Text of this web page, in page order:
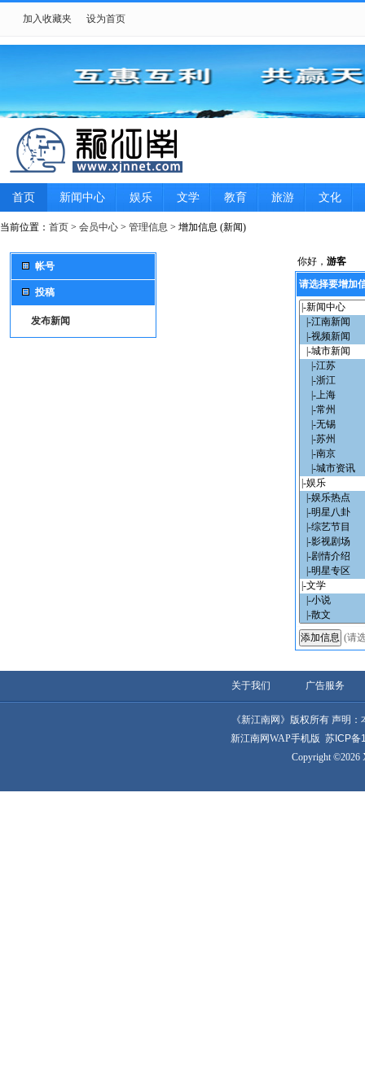
加入收藏夹 设为首页
首页 新闻中心 娱乐 文学 教育 旅游 文化
游戏 女性 摄影 生肖星座 图片
当前位置： 首页 > 会员中心 > 管理信息 > 增加信息 (新闻)
帐号
投稿
发布新闻
你好， 游客
请选择要增加
(请
关于我们 广告服务
《新江南网》版权所有 声明
新江南网WAP手机版苏ICP备
Copyright ©2026